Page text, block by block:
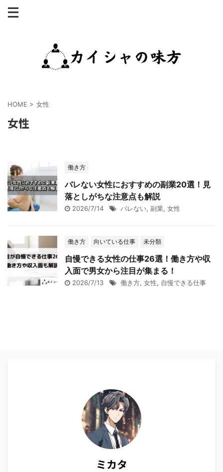
HOME > 女性
女性
働き方
バレない女性におすすめの副業20選！見
落としがちな注意点も解説
2026/7/14 バレない, 副業, 女性
働き方 向いている仕事 未分類
自慢できる女性の仕事26選！働き方や収
入面で男女から注目が集まる！
2026/7/13 働き方, 女性, 自慢できる仕事
ミカタ